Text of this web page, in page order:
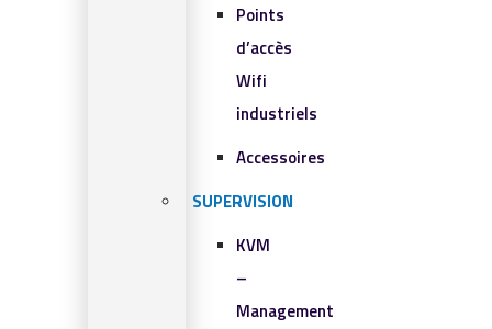
Points
d’accès
Wifi
industriels
Accessoires
SUPERVISION
KVM
–
Management